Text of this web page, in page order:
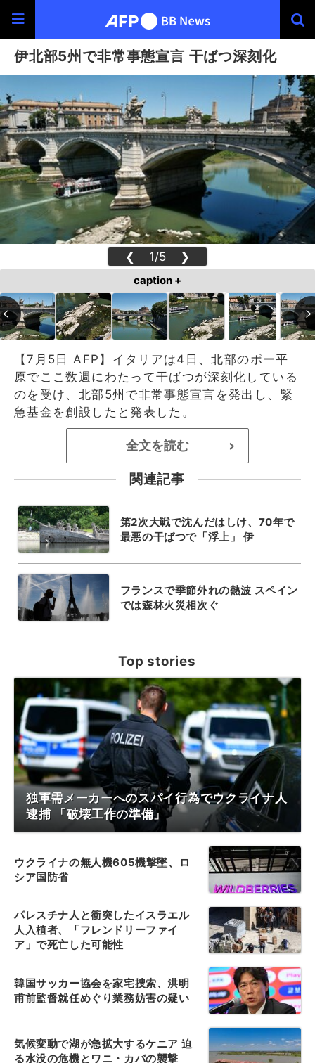
伊北部5州で非常事態宣言 干ばつ深刻化
❮ 1/5 ❯
caption +
【7月5日 AFP】イタリアは4日、北部のポー平
原でここ数週にわたって干ばつが深刻化している
のを受け、北部5州で非常事態宣言を発出し、緊
急基金を創設したと発表した。
全文を読む >
関連記事
第2次大戦で沈んだはしけ、70年で
最悪の干ばつで「浮上」 伊
フランスで季節外れの熱波 スペイン
では森林火災相次ぐ
Top stories
独軍需メーカーへのスパイ行為でウクライナ人
逮捕 「破壊工作の準備」
ウクライナの無人機605機撃墜、ロ
シア国防省
パレスチナ人と衝突したイスラエル
人入植者、「フレンドリーファイ
ア」で死亡した可能性
韓国サッカー協会を家宅捜索、洪明
甫前監督就任めぐり業務妨害の疑い
気候変動で湖が急拡大するケニア 迫
る水没の危機とワニ・カバの襲撃